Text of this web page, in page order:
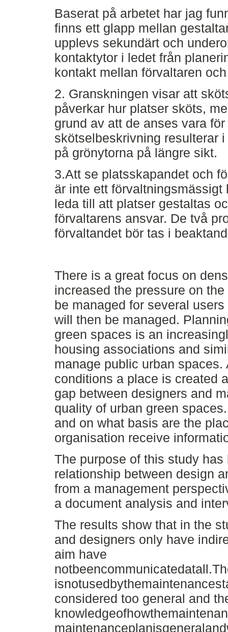
Baserat på arbetet har jag
finns ett glapp mellan
upplevs sekundärt och
kontaktytor i ledet från
kontakt mellan förvaltaren
2. Granskningen visar att
påverkar hur platser sköts,
grund av att de anses vara
skötselbeskrivning resulterar
på grönytorna på längre sikt.
3.Att se platsskapandet och
är inte ett
leda till att platser gestaltas
förvaltarens ansvar. De två
förvaltandet bör tas i
There is a great focus on
increased the pressure on
be managed for several
will then be managed.
green spaces is an
housing associations and
manage public urban
conditions a place is created
gap between designers and
quality of urban green
and on what basis are the
organisation receive
The purpose of this study
relationship between design
from a management
a document analysis and
The results show that in the
and designers only have
aim have
considered too general and